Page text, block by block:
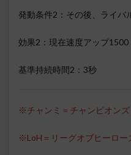
発動条件2：その後、ライバ
効果2：現在速度アップ1500
基準持続時間2：3秒
※チャンミ＝チャンピオン
※LoH＝リーグオブヒーロー